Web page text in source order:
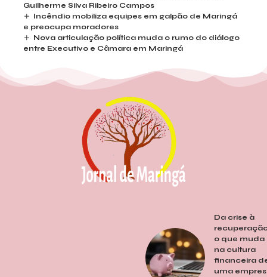
Guilherme Silva Ribeiro Campos
Incêndio mobiliza equipes em galpão de Maringá
e preocupa moradores
Nova articulação política muda o rumo do diálogo
entre Executivo e Câmara em Maringá
Da crise à
o que muda
na cultura
financeira
uma